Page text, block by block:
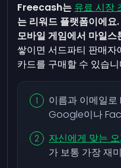
Freecash는 유료 시장
는 리워드 플랫폼이에
모바일 게임에서 마일
쌓이면 서드파티 판매
카드를 구매할 수 있습니
이름과 이메일
Google이나
자신에게 맞는
가 보통 가장 재